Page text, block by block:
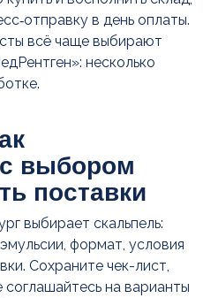
в день оплаты.
всё чаще выбирают
несколько
выбирает скальпель:
формат, условия
Сохраните чек-лист,
соглашайтесь на варианты